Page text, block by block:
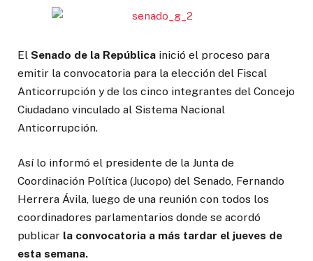
El Senado de la República inició el proceso para
emitir la convocatoria para la elección del Fiscal
Anticorrupción y de los cinco integrantes del Concejo
Ciudadano vinculado al Sistema Nacional
Anticorrupción.
Así lo informó el presidente de la Junta de
Coordinación Política (Jucopo) del Senado, Fernando
Herrera Ávila, luego de una reunión con todos los
coordinadores parlamentarios donde se acordó
publicar la convocatoria a más tardar el jueves de
esta semana.